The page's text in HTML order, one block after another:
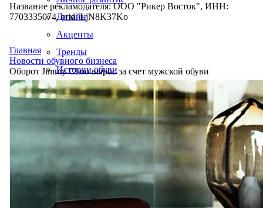
Дизайн
Акценты
Тренды
Истории обуви
Производство
Название рекламодателя: ООО "Рикер Восток", ИНН:
7703335074, erid: LjN8K37Ko
Главная
Новости обувного бизнеса
Оборот Jimmy Choo вырос за счет мужской обуви